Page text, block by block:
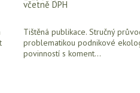
včetně DPH
Tištěná publikace. Stručný
problematikou podnikové
povinností s koment...